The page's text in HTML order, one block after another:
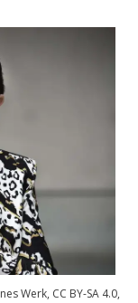
Werk, CC BY-SA 4.0,